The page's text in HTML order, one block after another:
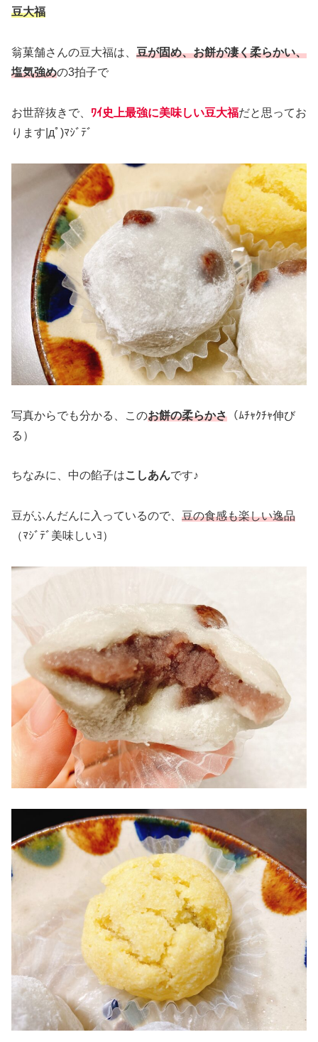
豆大福
翁菓舗さんの豆大福は、 豆が固め、お餅が凄く柔らかい、
塩気強めの3拍子で
お世辞抜きで、 ﾜｲ史上最強に美味しい豆大福だと思ってお
ります|дﾟ)ﾏｼﾞﾃﾞ
写真からでも分かる、このお餅の柔らかさ （ﾑﾁｬｸﾁｬ伸び
る）
ちなみに、中の餡子はこしあんです♪
豆がふんだんに入っているので、 豆の食感も楽しい逸品
（ﾏｼﾞﾃﾞ美味しいﾖ）